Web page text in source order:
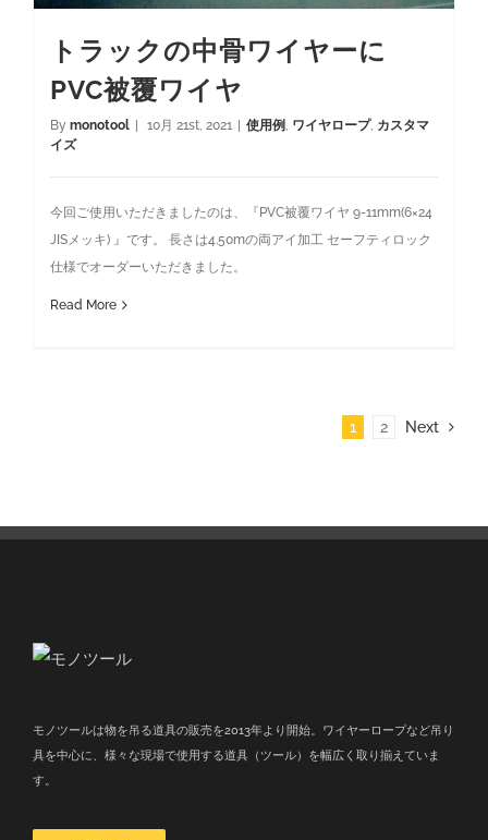
トラックの中骨ワイヤーに
PVC被覆ワイヤ
By monotool 10月 21st, 2021 使用例, ワイヤロープ, カスタマ
イズ
今回ご使用いただきましたのは、『PVC被覆ワイヤ 9-11mm(6×24
JISメッキ) 』です。 長さは4.50mの両アイ加工 セーフティロック
仕様でオーダーいただきました。
Read More
1 2 Next
モノツールは物を吊る道具の販売を2013年より開始。ワイヤーロープなど吊り
具を中心に、様々な現場で使用する道具（ツール）を幅広く取り揃えていま
す。